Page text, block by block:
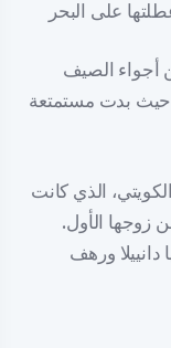
أجواء الصيف
حيث بدت مستمتعة
الذي كانت
زوجها الأول.